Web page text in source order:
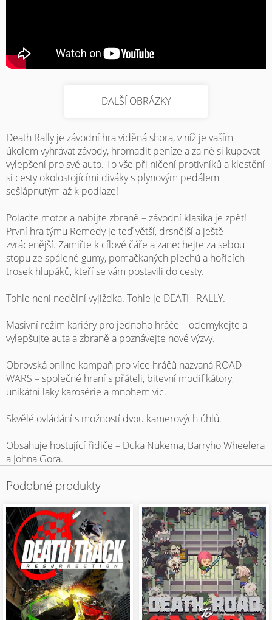
DALŠÍ OBRÁZKY
Death Rally je závodní hra viděná shora, v níž je vaším
úkolem vyhrávat závody, hromadit peníze a za ně si kupovat
vylepšení pro své auto. To vše při ničení protivníků a klestění
si cesty okolostojícími diváky s plynovým pedálem
sešlápnutým až k podlaze!
Polaďte motor a nabijte zbraně – závodní klasika je zpět!
První hra týmu Remedy je teď větší, drsnější a ještě
zvrácenější. Zamiřte k cílové čáře a zanechejte za sebou
stopu ze spálené gumy, pomačkaných plechů a hořících
trosek hlupáků, kteří se vám postavili do cesty.
Tohle není nedělní vyjížďka. Tohle je DEATH RALLY.
Masivní režim kariéry pro jednoho hráče – odemykejte a
vylepšujte auta a zbraně a poznávejte nové výzvy.
Obrovská online kampaň pro více hráčů nazvaná ROAD
WARS – společné hraní s přáteli, bitevní modifikátory,
unikátní laky karosérie a mnohem víc.
Skvělé ovládání s možností dvou kamerových úhlů.
Obsahuje hostující řidiče – Duka Nukema, Barryho Wheelera
a Johna Gora.
Podobné produkty